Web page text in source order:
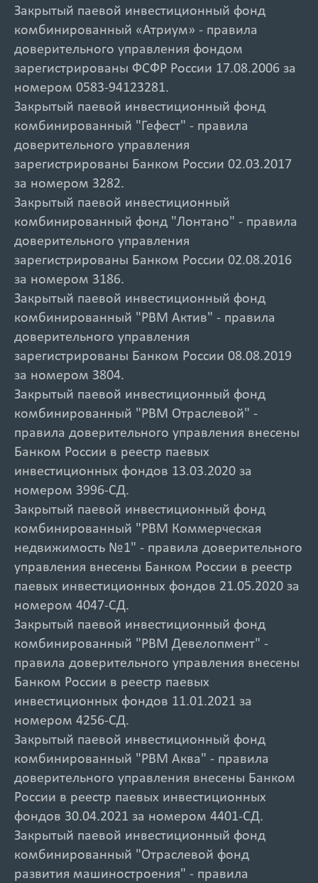
Закрытый паевой инвестиционный фонд
комбинированный «Атриум» - правила
доверительного управления фондом
зарегистрированы ФСФР России 17.08.2006 за
номером 0583-94123281.
Закрытый паевой инвестиционный фонд
комбинированный "Гефест" - правила
доверительного управления
зарегистрированы Банком России 02.03.2017
за номером 3282.
Закрытый паевой инвестиционный
комбинированный фонд "Лонтано" - правила
доверительного управления
зарегистрированы Банком России 02.08.2016
за номером 3186.
Закрытый паевой инвестиционный фонд
комбинированный "РВМ Актив" - правила
доверительного управления
зарегистрированы Банком России 08.08.2019
за номером 3804.
Закрытый паевой инвестиционный фонд
комбинированный "РВМ Отраслевой" -
правила доверительного управления внесены
Банком России в реестр паевых
инвестиционных фондов 13.03.2020 за
номером 3996-СД.
Закрытый паевой инвестиционный фонд
комбинированный "РВМ Коммерческая
недвижимость №1" - правила доверительного
управления внесены Банком России в реестр
паевых инвестиционных фондов 21.05.2020 за
номером 4047-СД.
Закрытый паевой инвестиционный фонд
комбинированный "РВМ Девелопмент" -
правила доверительного управления внесены
Банком России в реестр паевых
инвестиционных фондов 11.01.2021 за
номером 4256-СД.
Закрытый паевой инвестиционный фонд
комбинированный "РВМ Аква" - правила
доверительного управления внесены Банком
России в реестр паевых инвестиционных
фондов 30.04.2021 за номером 4401-СД.
Закрытый паевой инвестиционный фонд
комбинированный "Отраслевой фонд
развития машиностроения" - правила